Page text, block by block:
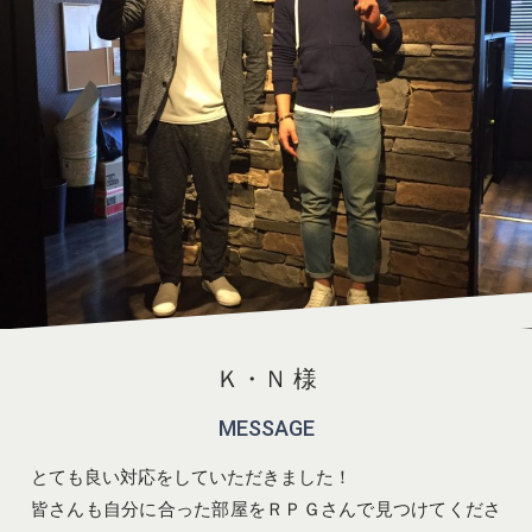
Ｋ・Ｎ 様
MESSAGE
とても良い対応をしていただきました！
皆さんも自分に合った部屋をＲＰＧさんで見つけてくださ